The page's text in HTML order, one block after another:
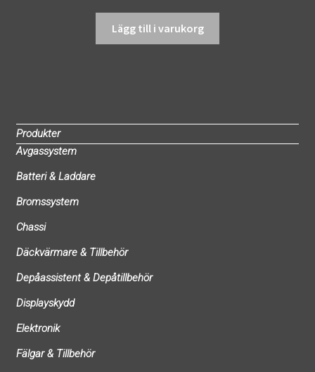
Lägg till i varukorg
Produkter
Avgassystem
Batteri & Laddare
Bromssystem
Chassi
Däckvärmare & Tillbehör
Depåassistent & Depåtillbehör
Displayskydd
Elektronik
Fälgar & Tillbehör